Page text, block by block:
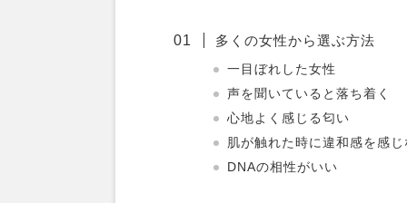
多くの女性から選ぶ方法
一目ぼれした女性
声を聞いていると落ち着く
心地よく感じる匂い
肌が触れた時に違和感を感
DNAの相性がいい